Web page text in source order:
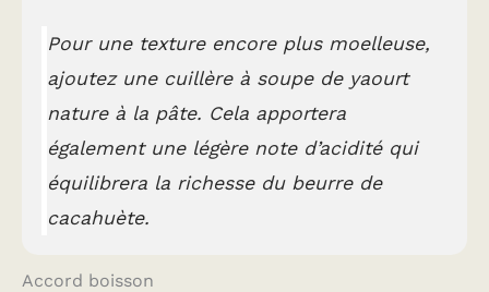
Pour une texture encore plus moelleuse,
ajoutez une cuillère à soupe de yaourt
nature à la pâte. Cela apportera
également une légère note d’acidité qui
équilibrera la richesse du beurre de
cacahuète.
Accord boisson